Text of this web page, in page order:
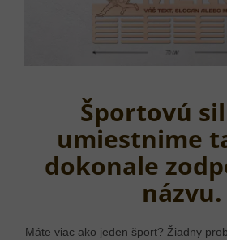
Športovú
umiestnime
dokonale
názvu.
Máte viac ako jeden šport? Žiadny